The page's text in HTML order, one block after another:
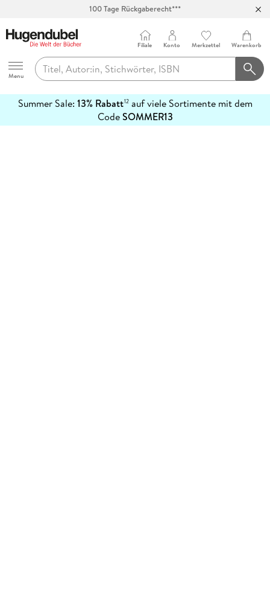
100 Tage Rückgaberecht***
Hugendubel
Menu
Filiale Konto Merkzettel Warenkorb
Summer Sale: 13% Rabatt12auf viele Sortimente mit dem
CodeSOMMER13
erfahren